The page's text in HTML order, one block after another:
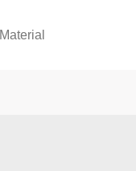
Material